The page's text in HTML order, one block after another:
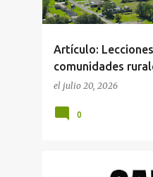
Artículo:
comunidades
el julio 20, 2026
0